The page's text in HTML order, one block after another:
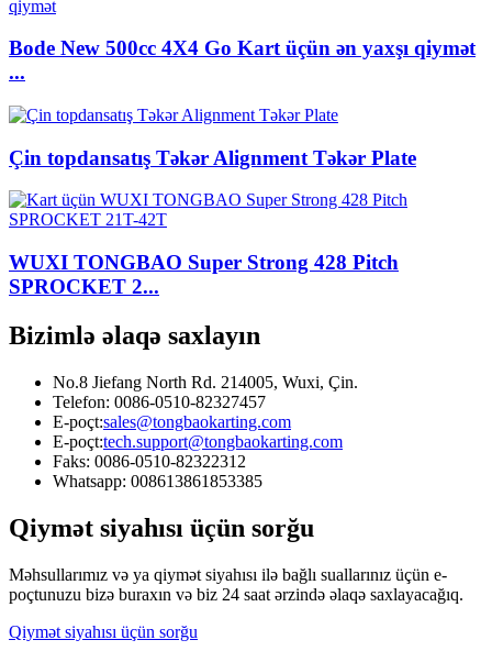
Bode New 500cc 4X4 Go Kart üçün ən yaxşı qiymət
...
Çin topdansatış Təkər Alignment Təkər Plate
WUXI TONGBAO Super Strong 428 Pitch
SPROCKET 2...
Bizimlə əlaqə saxlayın
No.8 Jiefang North Rd. 214005, Wuxi, Çin.
Telefon: 0086-0510-82327457
E-poçt:sales@tongbaokarting.com
E-poçt:tech.support@tongbaokarting.com
Faks: 0086-0510-82322312
Whatsapp: 008613861853385
Qiymət siyahısı üçün sorğu
Məhsullarımız və ya qiymət siyahısı ilə bağlı suallarınız üçün e-
poçtunuzu bizə buraxın və biz 24 saat ərzində əlaqə saxlayacağıq.
Qiymət siyahısı üçün sorğu